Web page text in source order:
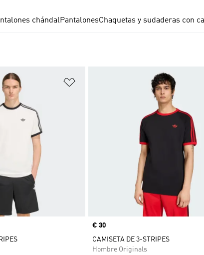
chándalPantalonesChaquetas y sudaderas con
Añadir a la lista de deseos
Precio
€ 30
CAMISETA DE 3-STRIPES
Hombre Originals